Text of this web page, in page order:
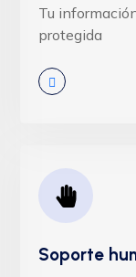
Tu
protegida
Soporte